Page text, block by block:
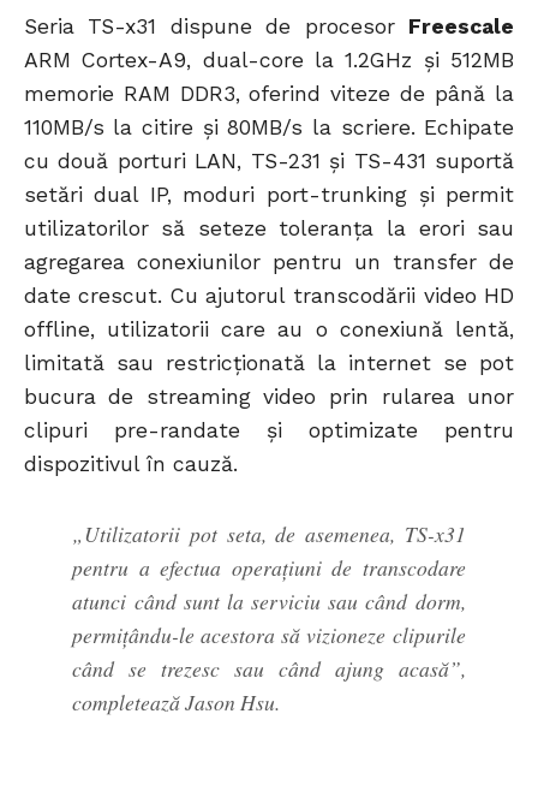
Seria TS-x31 dispune de procesor Freescale
ARM Cortex-A9, dual-core la 1.2GHz și 512MB
memorie RAM DDR3, oferind viteze de până la
110MB/s la citire și 80MB/s la scriere. Echipate
cu două porturi LAN, TS-231 și TS-431 suportă
setări dual IP, moduri port-trunking și permit
utilizatorilor să seteze toleranța la erori sau
agregarea conexiunilor pentru un transfer de
date crescut. Cu ajutorul transcodării video HD
offline, utilizatorii care au o conexiună lentă,
limitată sau restricționată la internet se pot
bucura de streaming video prin rularea unor
clipuri pre-randate și optimizate pentru
dispozitivul în cauză.
„Utilizatorii pot seta, de asemenea, TS-x31
pentru a efectua operațiuni de transcodare
atunci când sunt la serviciu sau când dorm,
permițându-le acestora să vizioneze clipurile
când se trezesc sau când ajung acasă”,
completează Jason Hsu.